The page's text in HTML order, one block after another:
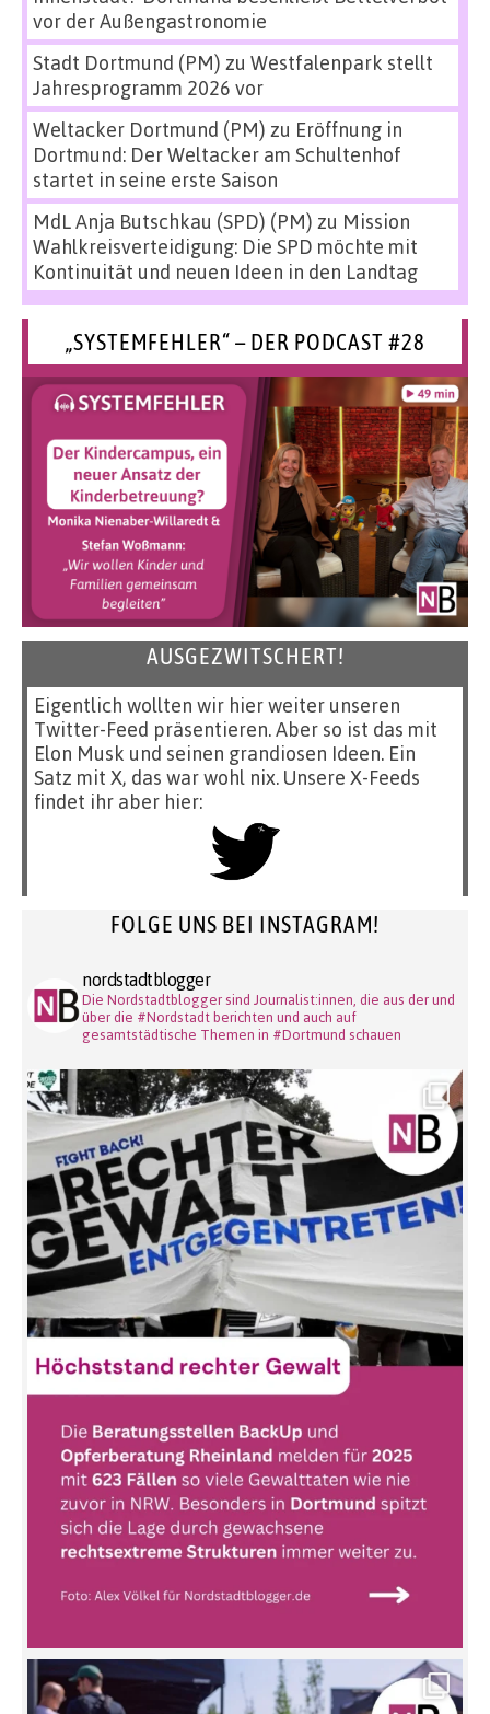
vor der Außengastronomie
Stadt Dortmund (PM) zu Westfalenpark stellt
Jahresprogramm 2026 vor
Weltacker Dortmund (PM) zu Eröffnung in
Dortmund: Der Weltacker am Schultenhof
startet in seine erste Saison
MdL Anja Butschkau (SPD) (PM) zu Mission
Wahlkreisverteidigung: Die SPD möchte mit
Kontinuität und neuen Ideen in den Landtag
„SYSTEMFEHLER“ – DER PODCAST #28
AUSGEZWITSCHERT!
Eigentlich wollten wir hier weiter unseren
Twitter-Feed präsentieren. Aber so ist das mit
Elon Musk und seinen grandiosen Ideen. Ein
Satz mit X, das war wohl nix. Unsere X-Feeds
findet ihr aber hier:
FOLGE UNS BEI INSTAGRAM!
nordstadtblogger
Die Nordstadtblogger sind Journalist:innen, die aus der und
über die #Nordstadt berichten und auch auf
gesamtstädtische Themen in #Dortmund schauen